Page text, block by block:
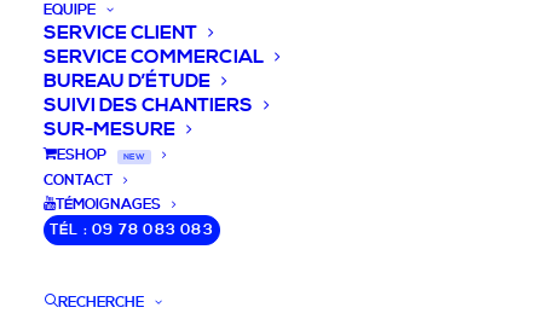
EQUIPE
SERVICE CLIENT
SERVICE COMMERCIAL
BUREAU D’ÉTUDE
SUIVI DES CHANTIERS
SUR-MESURE
ESHOP NEW
CONTACT
TÉMOIGNAGES
TÉL : 09 78 083 083
RECHERCHE
DEVIS / CONSEILS /
QUESTIONS